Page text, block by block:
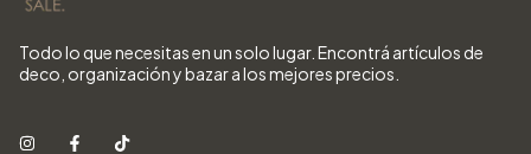
Todo lo que necesitas en un solo lugar. Encontrá artículos de
deco, organización y bazar a los mejores precios.